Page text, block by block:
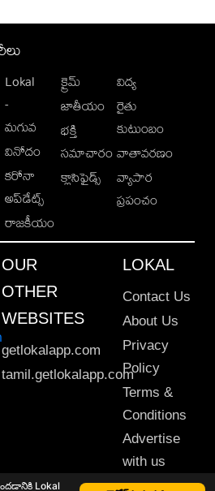
Lokal
Lokal
-
మగువ
వినోదం
కరోనా
అప్‌డేట్స్
రాజకీయం
క్రైమ్
జాతీయం
భక్తి
సమాచారం
క్లాసిఫైడ్స్
విద్య
రైతు
కుటుంబం
వాతావరణం
వ్యాపార
ప్రపంచం
OUR
OTHER
WEBSITES
getlokalapp.com
tamil.getlokalapp.com
LOKAL
Contact Us
About Us
Privacy
Policy
Terms &
Conditions
Advertise
with us
Sitemap